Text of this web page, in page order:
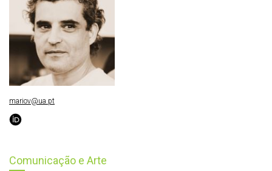
Comunicação e Arte
mariov@ua.pt